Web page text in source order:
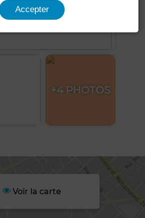
+4 PHOTOS
Voir la carte
Accepter